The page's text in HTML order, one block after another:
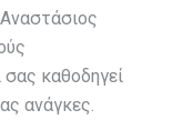
σας καθοδηγεί
ανάγκες.